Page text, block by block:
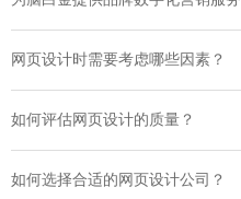
网页设计时需要考虑哪些因素？
如何评估网页设计的质量？
如何选择合适的网页设计公司？